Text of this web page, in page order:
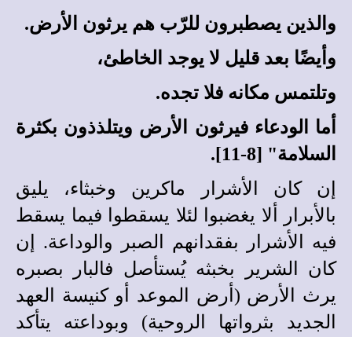
والذين يصطبرون للرّب هم يرثون الأرض.
وأيضًا بعد قليل لا يوجد الخاطئ،
وتلتمس مكانه فلا تجده.
أما الودعاء فيرثون الأرض ويتلذذون بكثرة
السلامة" [8-11].
إن كان الأشرار ماكرين وخبثاء، يليق
بالأبرار ألا يغضبوا لئلا يسقطوا فيما يسقط
فيه الأشرار بفقدانهم الصبر والوداعة. إن
كان الشرير بخبثه يُستأصل فالبار بصبره
يرث الأرض (أرض الموعد أو كنيسة العهد
الجديد بثرواتها الروحية) وبوداعته يتأكد